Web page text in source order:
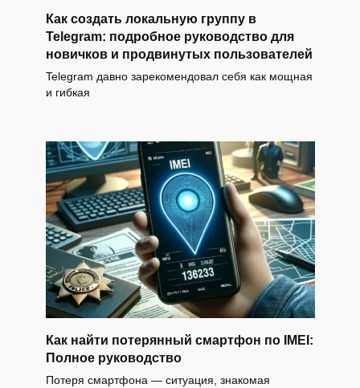
Как создать локальную группу в
Telegram: подробное руководство для
новичков и продвинутых пользователей
Telegram давно зарекомендовал себя как мощная
и гибкая
Как найти потерянный смартфон по IMEI:
Полное руководство
Потеря смартфона — ситуация, знакомая